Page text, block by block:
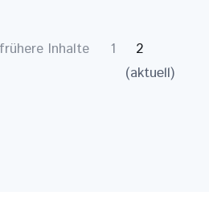
Inhalte 1 2
(aktuell)